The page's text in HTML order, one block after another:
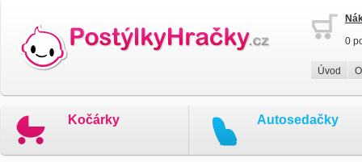
0
Úvod
Kočárky Autosedačky